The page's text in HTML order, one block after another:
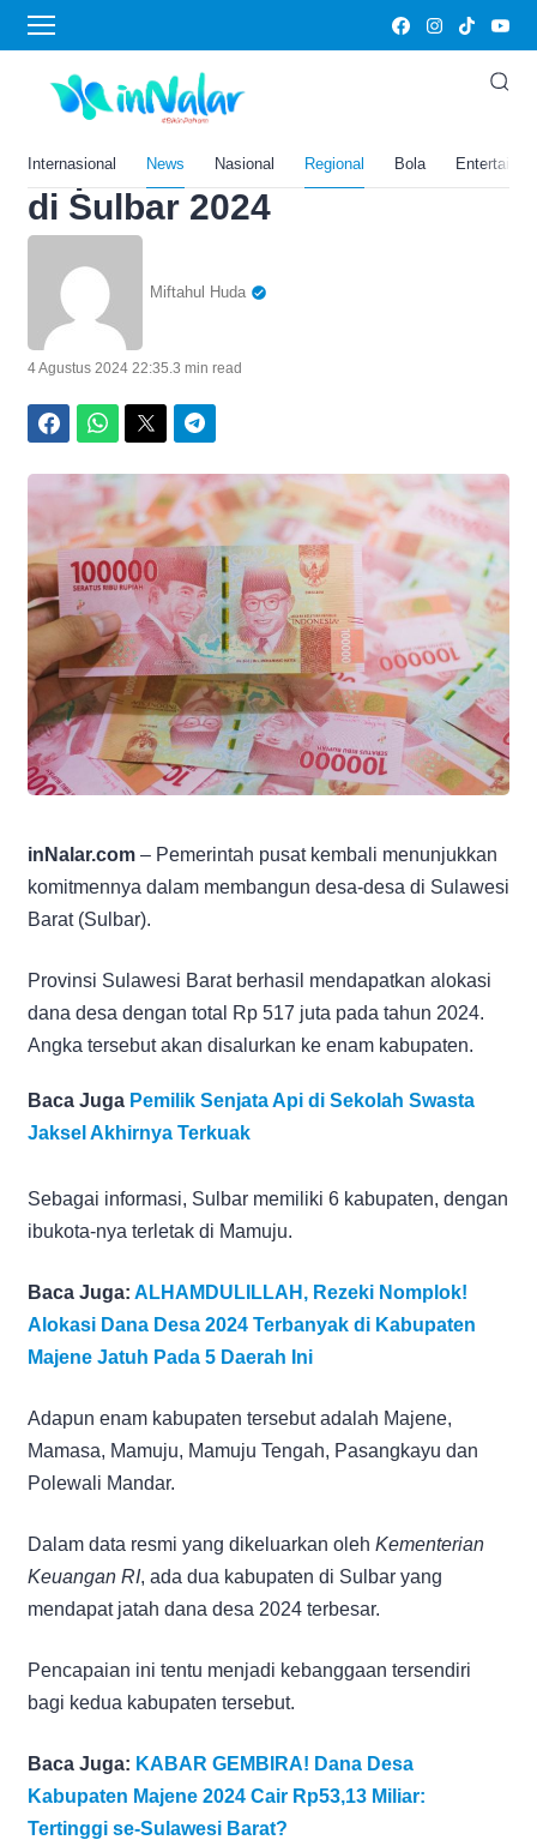
Internasional News Nasional Regional Bola
Home›News
ALHAMDULILLAH Cair Rp
517 Juta! Dua Kabupaten Ini
Dapat Dana Desa Terbesar
di Sulbar 2024
Miftahul Huda
4 Agustus 2024 22:35.3 min read
inNalar.com – Pemerintah pusat kembali menunjukkan
komitmennya dalam membangun desa-desa di Sulawesi
Barat (Sulbar).
Provinsi Sulawesi Barat berhasil mendapatkan alokasi
dana desa dengan total Rp 517 juta pada tahun 2024.
Angka tersebut akan disalurkan ke enam kabupaten.
Baca Juga Pemilik Senjata Api di Sekolah Swasta
Jaksel Akhirnya Terkuak
Sebagai informasi, Sulbar memiliki 6 kabupaten, dengan
ibukota-nya terletak di Mamuju.
Baca Juga: ALHAMDULILLAH, Rezeki Nomplok!
Alokasi Dana Desa 2024 Terbanyak di Kabupaten
Majene Jatuh Pada 5 Daerah Ini
Adapun enam kabupaten tersebut adalah Majene,
Mamasa, Mamuju, Mamuju Tengah, Pasangkayu dan
Polewali Mandar.
Dalam data resmi yang dikeluarkan oleh Kementerian
Keuangan RI, ada dua kabupaten di Sulbar yang
mendapat jatah dana desa 2024 terbesar.
Pencapaian ini tentu menjadi kebanggaan tersendiri
bagi kedua kabupaten tersebut.
Baca Juga: KABAR GEMBIRA! Dana Desa
Kabupaten Majene 2024 Cair Rp53,13 Miliar:
Tertinggi se-Sulawesi Barat?